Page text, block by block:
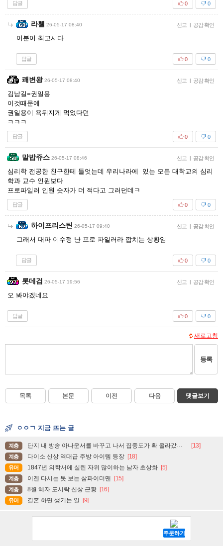
답글 0
0
라휄 26-05-17 08:40 신고 공감 확인
이분이 최고시다
답글 0
0
쾌변왕 26-05-17 08:40 신고 공감 확인
김남길=권일용
이것때문에
권일용이 욕뒤지게 먹었다던
ㅋㅋㅋ
답글 0
0
말밥쥬스 26-05-17 08:46 신고 공감 확인
심리학 전공한 친구한테 들엇는데 우리나라에 있는 모든 대학교의 심리
학과 교수 인원보다
프로파일러 인원 숫자가 더 적다고 그러던데ㅋ
답글 0
0
하이프리스틴 26-05-17 09:40 신고 공감 확인
그래서 대파 이수정 난 프로 파일러라 깝치는 상황임
답글 0
0
롯데검 26-05-17 19:56 신고 공감 확인
오 봐야겠네요
답글 0
0
새로고침
등록
목록 본문 이전 다음 댓글보기
ㅇㅇㄱ 지금 뜨는 글
계층 단지 내 방송 아나운서를 바꾸고 나서 집중도가 확 올라갔다는 한 아파트의 안내방송 [13]
계층 다이소 신상 역대급 주방 아이템 등장 [18]
유머 1847년 의학서에 실린 자위 많이하는 남자 초상화 [5]
계층 이젠 다시는 못 보는 삼파이더맨 [15]
계층 8월 혜자 도시락 신상 근황 [16]
유머 결혼 하면 생기는 일 [9]